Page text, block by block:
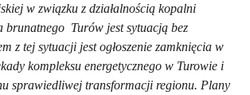
w związku z działalnością kopalni
brunatnego Turów jest sytuacją bez
z tej sytuacji jest ogłoszenie zamknięcia w
kompleksu energetycznego w Turowie i
sprawiedliwej transformacji regionu. Plany